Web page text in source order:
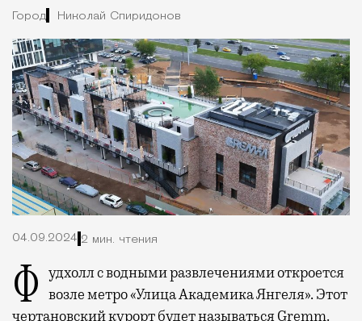
Город Николай Спиридонов
04.09.2024 2 мин. чтения
Фудхолл с водными развлечениями откроется возле метро «Улица Академика Янгеля». Этот
чертановский курорт будет называться Gremm.